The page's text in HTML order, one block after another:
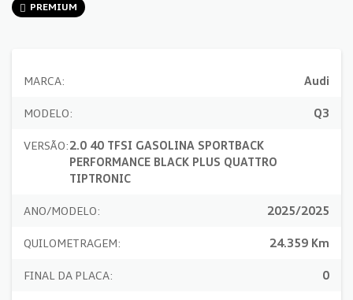
PREMIUM
MARCA: Audi
MODELO: Q3
VERSÃO:2.0 40 TFSI GASOLINA SPORTBACK
PERFORMANCE BLACK PLUS QUATTRO
TIPTRONIC
ANO/MODELO: 2025/2025
QUILOMETRAGEM: 24.359 Km
FINAL DA PLACA: 0